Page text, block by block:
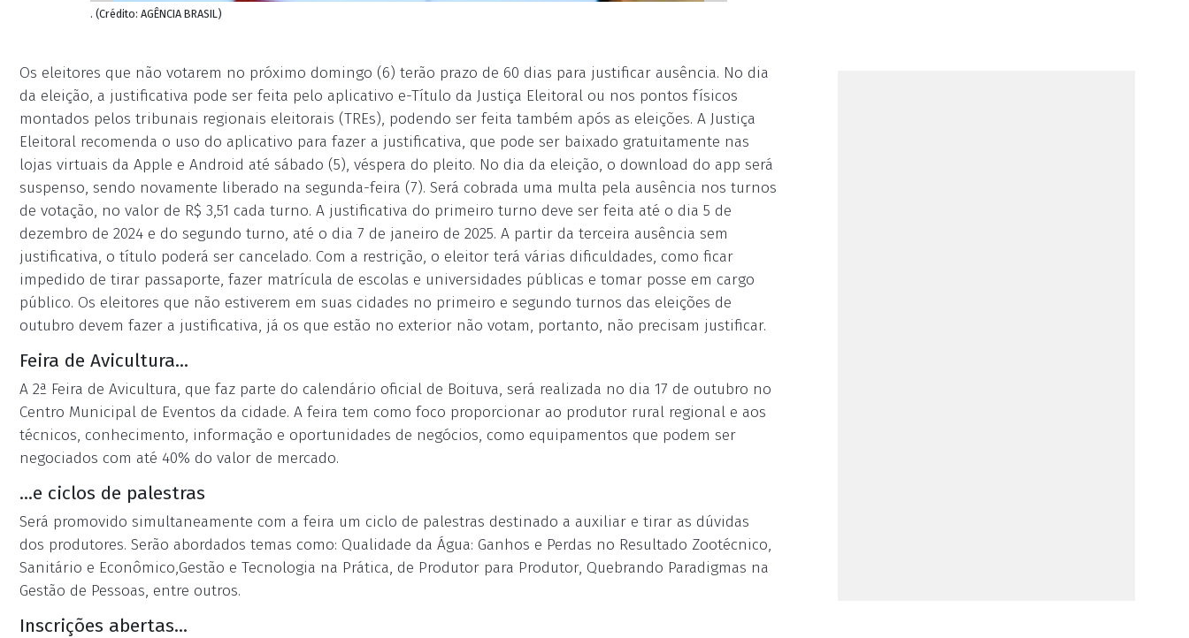
. (Crédito: AGÊNCIA BRASIL)
Os eleitores que não votarem no próximo domingo (6) terão prazo de 60 dias para justificar ausência. No dia
da eleição, a justificativa pode ser feita pelo aplicativo e-Título da Justiça Eleitoral ou nos pontos físicos
montados pelos tribunais regionais eleitorais (TREs), podendo ser feita também após as eleições. A Justiça
Eleitoral recomenda o uso do aplicativo para fazer a justificativa, que pode ser baixado gratuitamente nas
lojas virtuais da Apple e Android até sábado (5), véspera do pleito. No dia da eleição, o download do app será
suspenso, sendo novamente liberado na segunda-feira (7). Será cobrada uma multa pela ausência nos turnos
de votação, no valor de R$ 3,51 cada turno. A justificativa do primeiro turno deve ser feita até o dia 5 de
dezembro de 2024 e do segundo turno, até o dia 7 de janeiro de 2025. A partir da terceira ausência sem
justificativa, o título poderá ser cancelado. Com a restrição, o eleitor terá várias dificuldades, como ficar
impedido de tirar passaporte, fazer matrícula de escolas e universidades públicas e tomar posse em cargo
público. Os eleitores que não estiverem em suas cidades no primeiro e segundo turnos das eleições de
outubro devem fazer a justificativa, já os que estão no exterior não votam, portanto, não precisam justificar.
Feira de Avicultura...
A 2ª Feira de Avicultura, que faz parte do calendário oficial de Boituva, será realizada no dia 17 de outubro no
Centro Municipal de Eventos da cidade. A feira tem como foco proporcionar ao produtor rural regional e aos
técnicos, conhecimento, informação e oportunidades de negócios, como equipamentos que podem ser
negociados com até 40% do valor de mercado.
...e ciclos de palestras
Será promovido simultaneamente com a feira um ciclo de palestras destinado a auxiliar e tirar as dúvidas
dos produtores. Serão abordados temas como: Qualidade da Água: Ganhos e Perdas no Resultado Zootécnico,
Sanitário e Econômico,Gestão e Tecnologia na Prática, de Produtor para Produtor, Quebrando Paradigmas na
Gestão de Pessoas, entre outros.
Inscrições abertas...